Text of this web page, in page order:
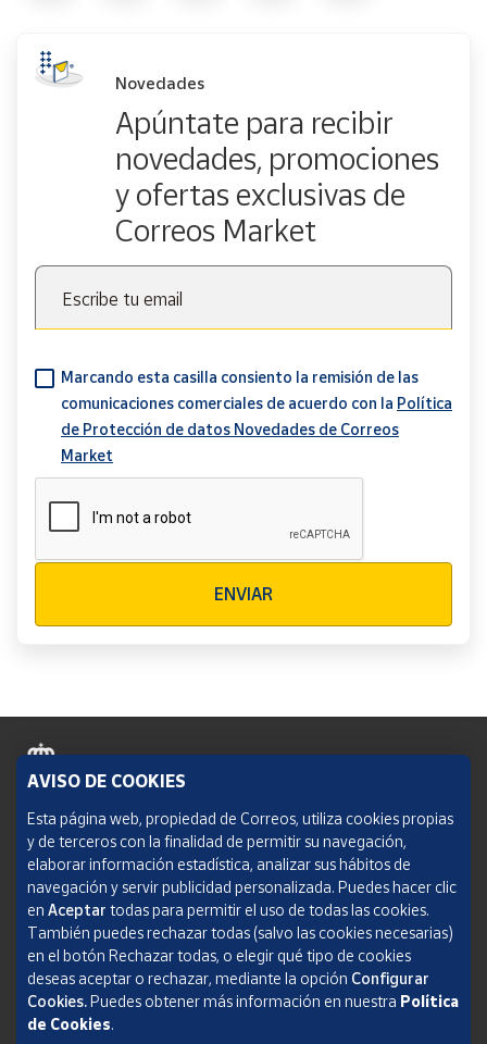
Novedades
Apúntate para recibir
novedades, promociones
y ofertas exclusivas de
Correos Market
Escribe tu email
Marcando esta casilla consiento la remisión de las
comunicaciones comerciales de acuerdo con la Política
de Protección de datos Novedades de Correos
Market
ENVIAR
Política de cookies
Aviso legal
Condiciones del servicio
Política de Privacidad Web
Informe de transparencia
SOCIEDAD ESTATAL CORREOS Y TELÉGRAFOS, S.A., S.M.E. Todos los derechos
AVISO DE COOKIES
Esta página web, propiedad de Correos, utiliza cookies propias
y de terceros con la finalidad de permitir su navegación,
elaborar información estadística, analizar sus hábitos de
navegación y servir publicidad personalizada. Puedes hacer clic
en Aceptar todas para permitir el uso de todas las cookies.
También puedes rechazar todas (salvo las cookies necesarias)
en el botón Rechazar todas, o elegir qué tipo de cookies
deseas aceptar o rechazar, mediante la opción Configurar
Cookies.Puedes obtener más información en nuestra Política
de Cookies.